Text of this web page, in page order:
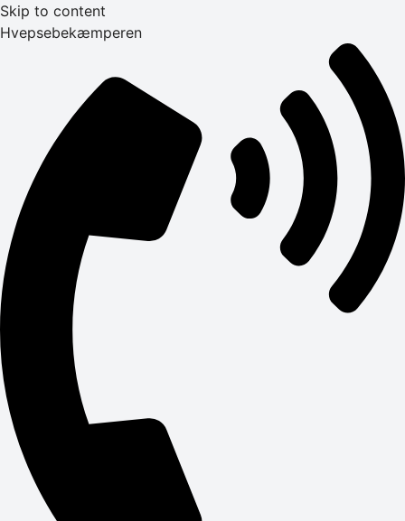
Skip to content
Hvepsebekæmperen